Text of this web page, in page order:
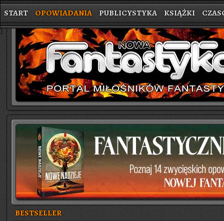
START OPOWIADANIA PUBLICYSTYKA KSIĄŻKI
}
BESTSELLER